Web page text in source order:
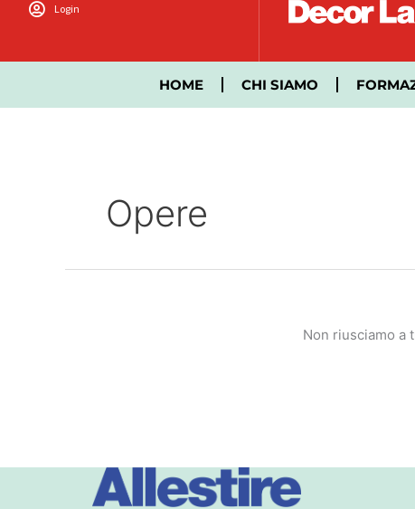
Login
HOME CHI SIAMO
Opere
Non riusciamo a